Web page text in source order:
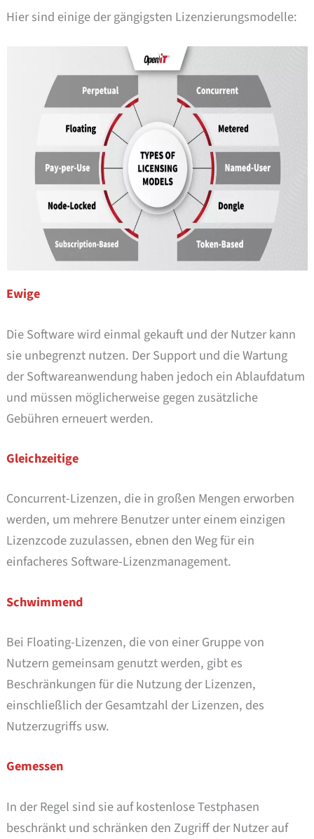
Hier sind einige der gängigsten Lizenzierungsmodelle:
Ewige
Die Software wird einmal gekauft und der Nutzer kann
sie unbegrenzt nutzen. Der Support und die Wartung
der Softwareanwendung haben jedoch ein Ablaufdatum
und müssen möglicherweise gegen zusätzliche
Gebühren erneuert werden.
Gleichzeitige
Concurrent-Lizenzen, die in großen Mengen erworben
werden, um mehrere Benutzer unter einem einzigen
Lizenzcode zuzulassen, ebnen den Weg für ein
einfacheres Software-Lizenzmanagement.
Schwimmend
Bei Floating-Lizenzen, die von einer Gruppe von
Nutzern gemeinsam genutzt werden, gibt es
Beschränkungen für die Nutzung der Lizenzen,
einschließlich der Gesamtzahl der Lizenzen, des
Nutzerzugriffs usw.
Gemessen
In der Regel sind sie auf kostenlose Testphasen
beschränkt und schränken den Zugriff der Nutzer auf